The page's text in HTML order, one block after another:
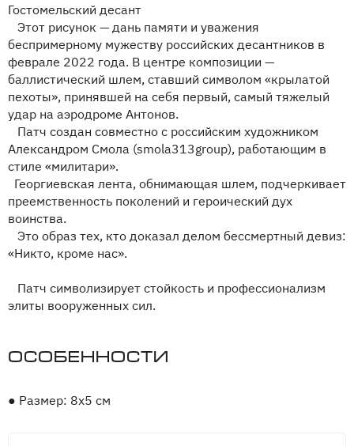
Гостомельский десант
Этот рисунок — дань памяти и уважения
беспримерному мужеству российских десантников в
феврале 2022 года. В центре композиции —
баллистический шлем, ставший символом «крылатой
пехоты», принявшей на себя первый, самый тяжелый
удар на аэродроме Антонов.
Патч создан совместно с российским художником
Александром Смола (smola313group), работающим в
стиле «милитари».
Георгиевская лента, обнимающая шлем, подчеркивает
преемственность поколений и героический дух
воинства.
Это образ тех, кто доказал делом бессмертный девиз:
«Никто, кроме нас».
Патч символизирует стойкость и профессионализм
элиты вооруженных сил.
Особенности
● Размер: 8х5 см